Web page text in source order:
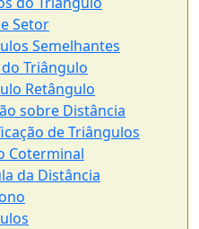
Setor
Semelhantes
Triângulo
Retângulo
sobre Distância
de Triângulos
Coterminal
da Distância